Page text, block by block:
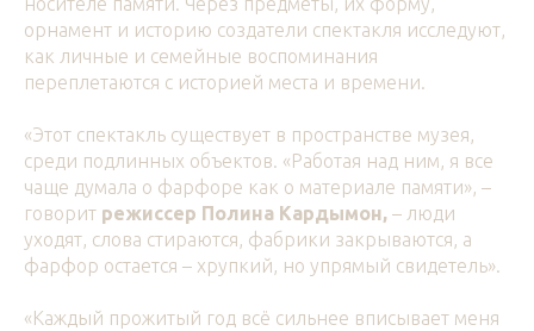
орнамент и историю создатели спектакля исследуют,
как личные и семейные воспоминания
переплетаются с историей места и времени.
«Этот спектакль существует в пространстве музея,
среди подлинных объектов. «Работая над ним, я все
чаще думала о фарфоре как о материале памяти», –
говорит режиссер Полина Кардымон, – люди
уходят, слова стираются, фабрики закрываются, а
фарфор остается – хрупкий, но упрямый свидетель».
«Каждый прожитый год всё сильнее вписывает меня